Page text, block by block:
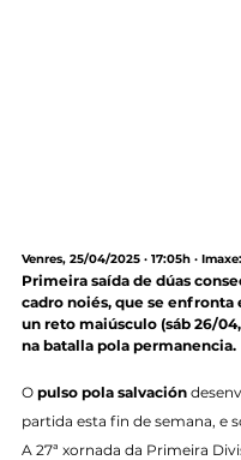
Venres, 25/04/2025 · 17:05h ·
Primeira saída de dúas
cadro noiés, que se enfronta
un reto maiúsculo (sáb 26/04,
na batalla pola permanencia.
O pulso pola salvación
partida esta fin de semana, e
A 27ª xornada da Primeira